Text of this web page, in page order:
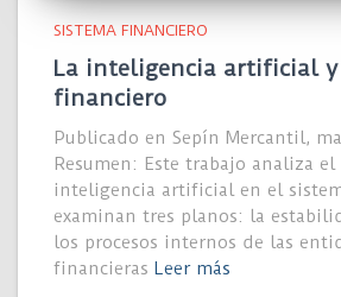
SISTEMA FINANCIERO
La inteligencia artificial
financiero
Publicado en Sepín Mercantil,
Resumen: Este trabajo analiza
inteligencia artificial en el
examinan tres planos: la
los procesos internos de las
financieras Leer más